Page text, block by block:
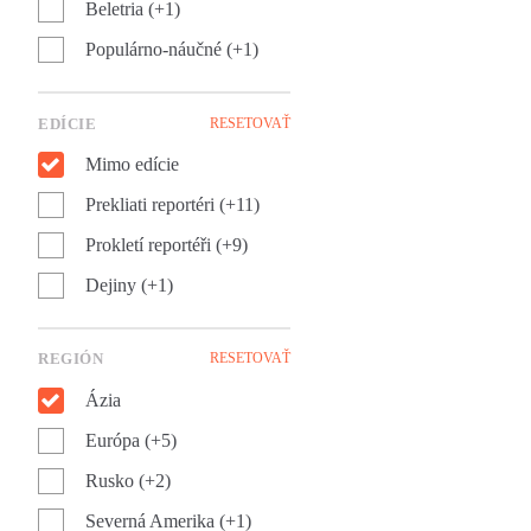
Beletria (+1)
Populárno-náučné (+1)
EDÍCIE RESETOVAŤ
Mimo edície
Prekliati reportéri (+11)
Prokletí reportéři (+9)
Dejiny (+1)
REGIÓN RESETOVAŤ
Ázia
Európa (+5)
Rusko (+2)
Severná Amerika (+1)